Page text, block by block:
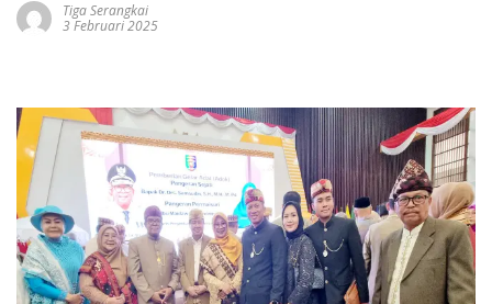
Tiga Serangkai
3 Februari 2025